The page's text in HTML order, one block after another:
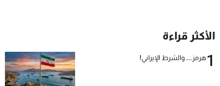
الأكثر قراءة
1هرمز... والشرط الإيراني!